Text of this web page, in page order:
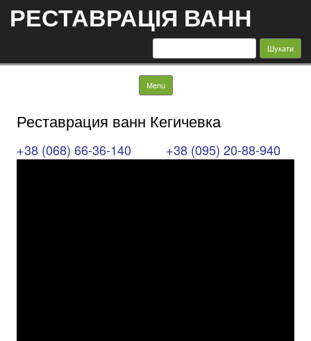
РЕСТАВРАЦІЯ ВАНН
Пошук:
Menu Skip to content
Реставрация ванн Кегичевка
+38 (068) 66-36-140 +38 (095) 20-88-940